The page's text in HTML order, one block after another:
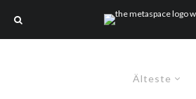
Älteste